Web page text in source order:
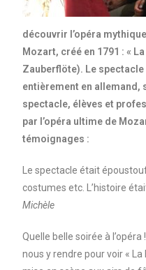
découvrir l’opéra
Mozart, créé en 1791 : «
Zauberflöte). Le
entièrement en allemand,
spectacle, élèves et
par l’opéra ultime de
témoignages :
Le spectacle était
costumes etc. L’histoire
Michèle
Quelle belle soirée à
nous y rendre pour voir «